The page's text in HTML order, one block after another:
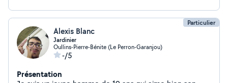
Particulier
Alexis Blanc
Jardinier
Oullins-Pierre-Bénite (Le Perron-Garanjou)
-/5
Présentation